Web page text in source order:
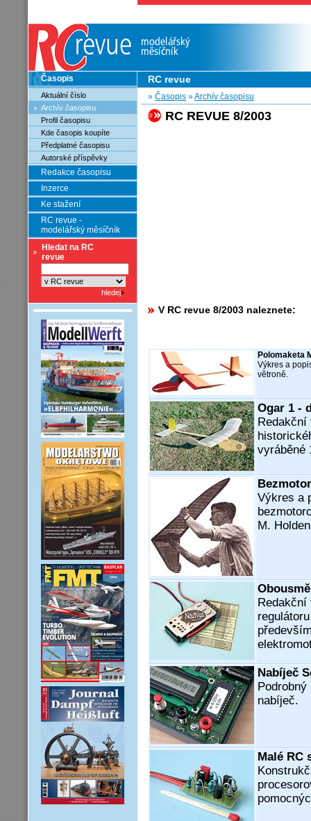
Časopis
Aktuální číslo
Archív časopisu
Profil časopisu
Kde časopis koupíte
Předplatné časopisu
Autorské příspěvky
Redakce časopisu
Inzerce
Ke stažení
RC revue -
modelářský měsíčník
Hledat na RC
revue
RC revue
» Časopis »Archív časopisu
RC REVUE 8/2003
V RC revue 8/2003 naleznete:
Polomaketa
Výkres a
větroně.
Ogar 1 -
Redakční
vyráběné
Výkres a
M.
Redakční
Nabíječ
nabíječ.
Malé RC